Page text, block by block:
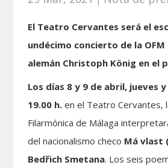
El Teatro Cervantes será el
undécimo concierto de la
alemán Christoph König en el
Los días 8 y 9 de abril, jueves
19.00 h. en el Teatro Cervantes,
Filarmónica de Málaga
del nacionalismo checo Má vlast
Bedřich Smetana. Los seis